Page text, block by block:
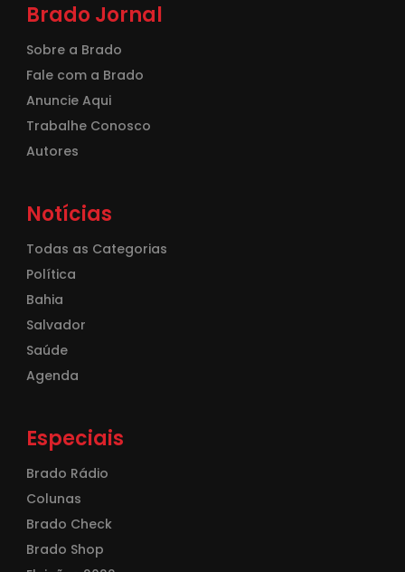
Brado Jornal
Sobre a Brado
Fale com a Brado
Anuncie Aqui
Trabalhe Conosco
Autores
Notícias
Todas as Categorias
Política
Bahia
Salvador
Saúde
Agenda
Especiais
Brado Rádio
Colunas
Brado Check
Brado Shop